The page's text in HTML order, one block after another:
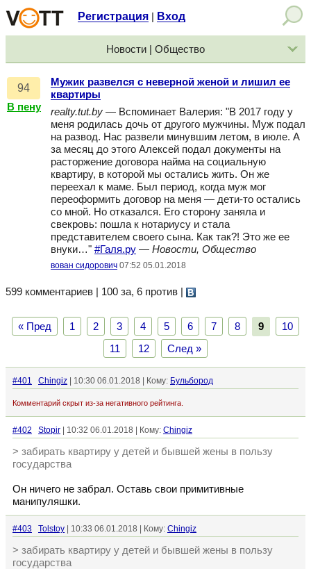
Регистрация Вход
Новости | Общество
94
В пену
Мужик развелся с неверной женой и лишил ее
квартиры
realty.tut.by — Вспоминает Валерия: "В 2017 году у
меня родилась дочь от другого мужчины. Муж подал
на развод. Нас развели минувшим летом, в июле. А
за месяц до этого Алексей подал документы на
расторжение договора найма на социальную
квартиру, в которой мы остались жить. Он же
переехал к маме. Был период, когда муж мог
переоформить договор на меня — дети-то остались
со мной. Но отказался. Его сторону заняла и
свекровь: пошла к нотариусу и стала
представителем своего сына. Как так?! Это же ее
внуки…" #Галя.ру — Новости, Общество
вован сидорович 07:52 05.01.2018
599 комментариев | 100 за, 6 против
« Пред 1 2 3 4 5 6 7 8 9
10
11
12 След »
#401 Chingiz | 10:30 06.01.2018 | Кому: Бульбород
Комментарий скрыт из-за негативного рейтинга.
#402 Stopir | 10:32 06.01.2018 | Кому: Chingiz
> забирать квартиру у детей и бывшей жены в пользу
государства
Он ничего не забрал. Оставь свои примитивные
манипуляшки.
#403 Tolstoy | 10:33 06.01.2018 | Кому: Chingiz
> забирать квартиру у детей и бывшей жены в пользу
государства